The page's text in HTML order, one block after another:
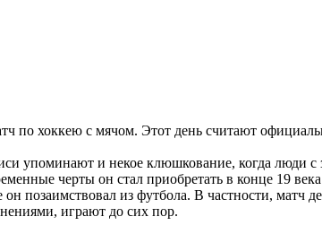
по хоккею с мячом. Этот день считают
упоминают и некое клюшкование, когда люди с
черты он стал приобретать в конце 19
позаимствовал из футбола. В частности,
играют до сих пор.